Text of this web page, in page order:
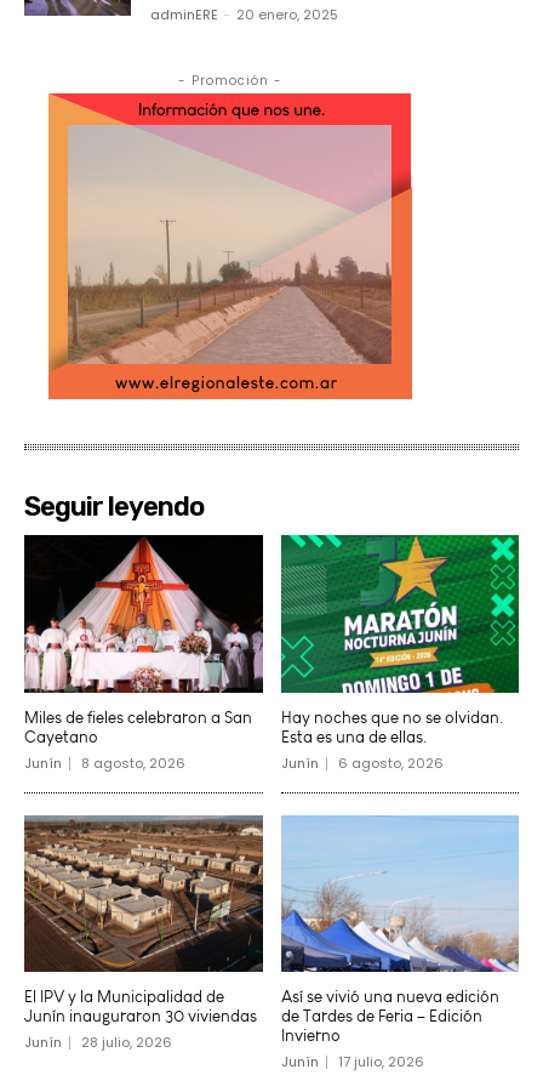
adminERE - 20 enero, 2025
- Promoción -
Seguir leyendo
Miles de fieles celebraron a San
Cayetano
Junín 8 agosto, 2026
Hay noches que no se olvidan.
Esta es una de ellas.
Junín 6 agosto, 2026
El IPV y la Municipalidad de
Junín inauguraron 30 viviendas
Junín 28 julio, 2026
Así se vivió una nueva edición
de Tardes de Feria – Edición
Invierno
Junín 17 julio, 2026